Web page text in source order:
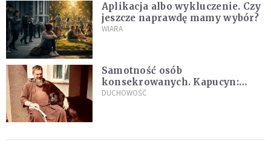
Aplikacja albo wykluczenie. Czy
jeszcze naprawdę mamy wybór?
WIARA
Samotność osób
konsekrowanych. Kapucyn:
Życie w pojedynkę rzadko jest
DUCHOWOŚĆ